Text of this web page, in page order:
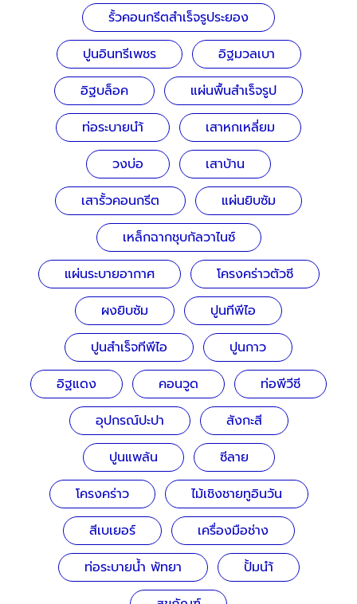
รั้วคอนกรีตสำเร็จรูประยอง
ปูนอินทรีเพชร
อิฐมวลเบา
อิฐบล็อค
แผ่นพื้นสำเร็จรูป
ท่อระบายนำ้
เสาหกเหลี่ยม
วงบ่อ
เสาบ้าน
เสารั้วคอนกรีต
แผ่นยิบซัม
เหล็กฉากชุบกัลวาไนซ์
แผ่นระบายอากาศ
โครงคร่าวตัวซี
ผงยิบซัม
ปูนทีพีไอ
ปูนสำเร็จทีพีไอ
ปูนกาว
อิฐแดง
คอนวูด
ท่อพีวีซี
อุปกรณ์ปะปา
สังกะสี
ปูนแพล้น
ซีลาย
โครงคร่าว
ไม้เชิงชายทูอินวัน
สีเบเยอร์
เครื่องมือช่าง
ท่อระบายน้ำ พัทยา
ปั้มนำ้